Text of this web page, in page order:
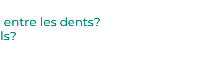
les dents?